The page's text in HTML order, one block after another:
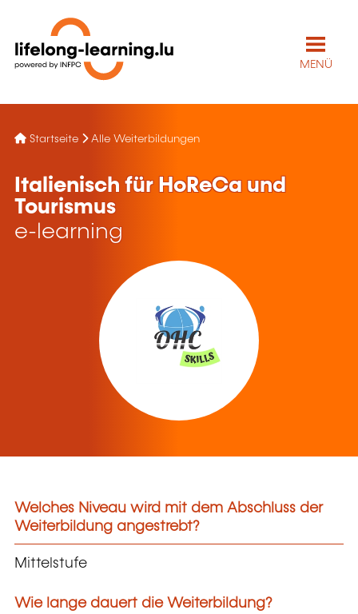
MENÜ
Startseite Alle Weiterbildungen
Italienisch für HoReCa und
Tourismus
e-learning
Welches Niveau wird mit dem Abschluss der
Weiterbildung angestrebt?
Mittelstufe
Wie lange dauert die Weiterbildung?